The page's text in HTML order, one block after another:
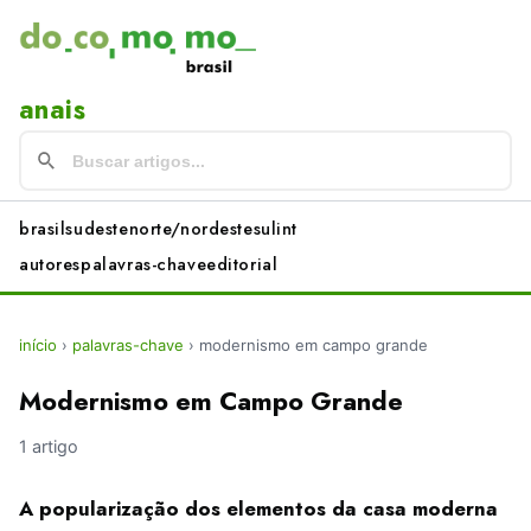
anais
brasilsudestenorte/nordestesulint
autorespalavras-chaveeditorial
início › palavras-chave › modernismo em campo grande
Modernismo em Campo Grande
1 artigo
A popularização dos elementos da casa moderna